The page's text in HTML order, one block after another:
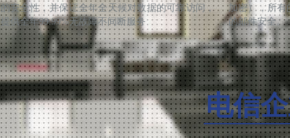
的安全性，并保证全年全天候对数据的可靠访问，
提供全年99.99%无故障不间断服务
加密），所有
的邮件安全。
电信